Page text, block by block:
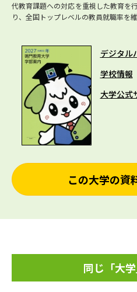
代教育課題への対応を重視した教育を
り、全国トップレベルの教員就職率を維
デジタル
学校情報
大学公式
この大学の資
同じ「大